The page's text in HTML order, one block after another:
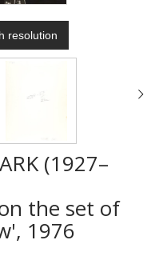
resolution
(1927–
the set of
1976